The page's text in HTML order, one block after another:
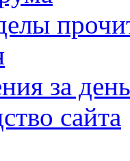
за день
сайта